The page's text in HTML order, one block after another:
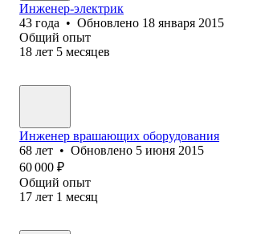
Инженер-электрик
43 года • Обновлено 18 января 2015
Общий опыт
18 лет 5 месяцев
Инженер врашающих оборудования
68 лет • Обновлено 5 июня 2015
60 000 ₽
Общий опыт
17 лет 1 месяц